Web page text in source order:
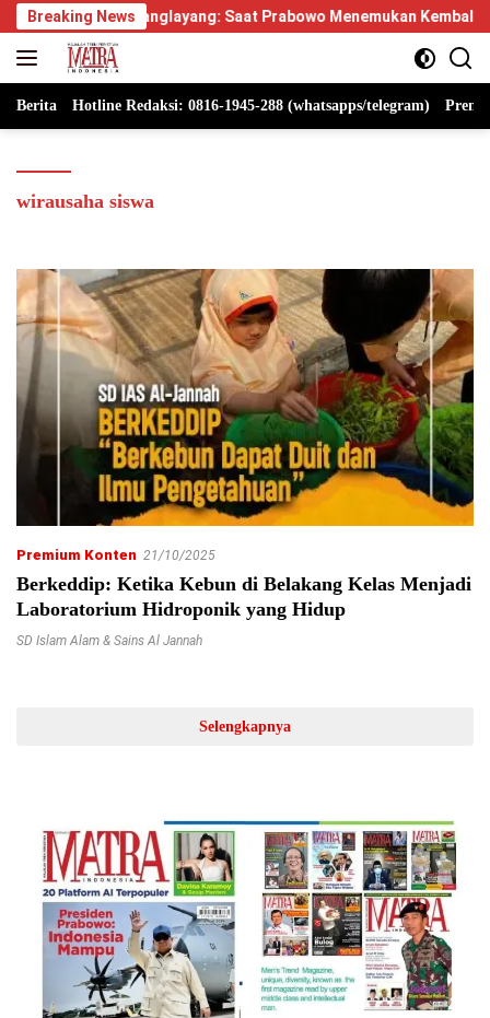
Langsung
ke
konten
Breaking News
Manglayang: Saat Prabowo Menemukan Kembali Jejak Sejarah
Berita Hotline Redaksi: 0816-1945-288 (whatsapps/telegram)
wirausaha siswa
Premium Konten 21/10/2025
Berkeddip: Ketika Kebun di Belakang Kelas Menjadi
Laboratorium Hidroponik yang Hidup
SD Islam Alam & Sains Al Jannah
Selengkapnya